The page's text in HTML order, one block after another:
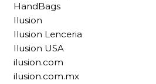
HandBags
Ilusion
Ilusion Lenceria
Ilusion USA
ilusion.com
ilusion.com.mx